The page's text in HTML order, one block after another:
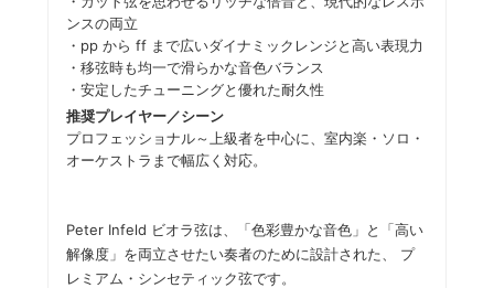
ンスの両立
・pp から ff まで広いダイナミックレンジと高い表現力
・移弦時も均一で滑らかな音色バランス
・安定したチューニングと優れた耐久性
推奨プレイヤー／シーン
プロフェッショナル～上級者を中心に、室内楽・ソロ・
オーケストラまで幅広く対応。
Peter Infeld ビオラ弦は、「色彩豊かな音色」と「高い
解像度」を両立させたい奏者のために設計された、 プ
レミアム・シンセティック弦です。